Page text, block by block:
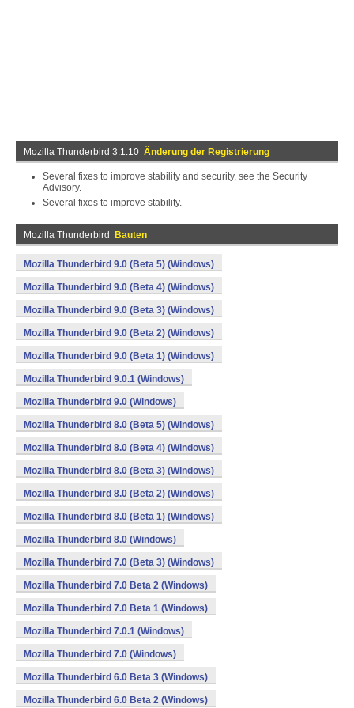
Mozilla Thunderbird 3.1.10 Änderung der Registrierung
Several fixes to improve stability and security, see the Security
Advisory.
Several fixes to improve stability.
Mozilla Thunderbird Bauten
Mozilla Thunderbird 9.0 (Beta 5) (Windows)
Mozilla Thunderbird 9.0 (Beta 4) (Windows)
Mozilla Thunderbird 9.0 (Beta 3) (Windows)
Mozilla Thunderbird 9.0 (Beta 2) (Windows)
Mozilla Thunderbird 9.0 (Beta 1) (Windows)
Mozilla Thunderbird 9.0.1 (Windows)
Mozilla Thunderbird 9.0 (Windows)
Mozilla Thunderbird 8.0 (Beta 5) (Windows)
Mozilla Thunderbird 8.0 (Beta 4) (Windows)
Mozilla Thunderbird 8.0 (Beta 3) (Windows)
Mozilla Thunderbird 8.0 (Beta 2) (Windows)
Mozilla Thunderbird 8.0 (Beta 1) (Windows)
Mozilla Thunderbird 8.0 (Windows)
Mozilla Thunderbird 7.0 (Beta 3) (Windows)
Mozilla Thunderbird 7.0 Beta 2 (Windows)
Mozilla Thunderbird 7.0 Beta 1 (Windows)
Mozilla Thunderbird 7.0.1 (Windows)
Mozilla Thunderbird 7.0 (Windows)
Mozilla Thunderbird 6.0 Beta 3 (Windows)
Mozilla Thunderbird 6.0 Beta 2 (Windows)